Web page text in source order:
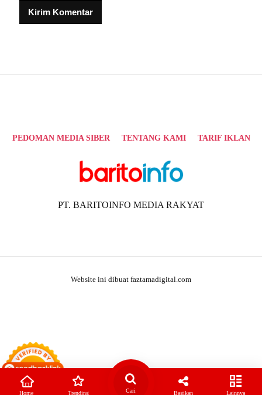
PEDOMAN MEDIA SIBER TENTANG KAMI TARIF IKLAN
PT. BARITOINFO MEDIA RAKYAT
Website ini dibuat faztamadigital.com
Home Trending Cari Bagikan Lainnya